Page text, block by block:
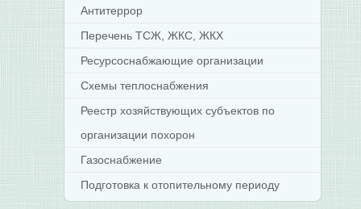
Антитеррор
Перечень ТСЖ, ЖКС, ЖКХ
Ресурсоснабжающие организации
Схемы теплоснабжения
Реестр хозяйствующих субъектов по
организации похорон
Газоснабжение
Подготовка к отопительному периоду